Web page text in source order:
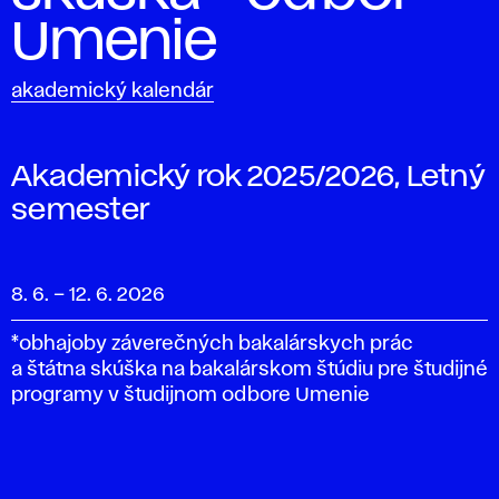
Umenie
akademický kalendár
Akademický rok 2025/2026, Letný
semester
8. 6. – 12. 6. 2026
*obhajoby záverečných bakalárskych prác
a štátna skúška na bakalárskom štúdiu pre študijné
programy v študijnom odbore Umenie